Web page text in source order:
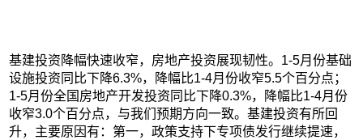
基建投资降幅快速收窄，房地产投资展现韧性。1-5月份基础
设施投资同比下降6.3%，降幅比1-4月份收窄5.5个百分点；
1-5月份全国房地产开发投资同比下降0.3%，降幅比1-4月份
收窄3.0个百分点，与我们预期方向一致。基建投资有所回
升，主要原因有：第一，政策支持下专项债发行继续提速，